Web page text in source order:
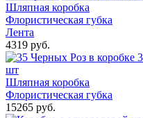
Шляпная коробка
Флористическая губка
Лента
4319 руб.
шт
Шляпная коробка
Флористическая губка
15265 руб.